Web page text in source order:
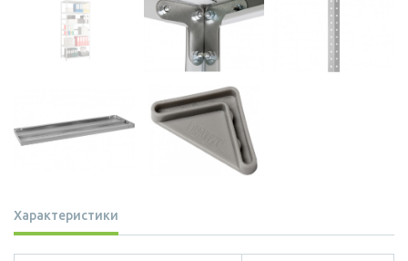
Характеристики